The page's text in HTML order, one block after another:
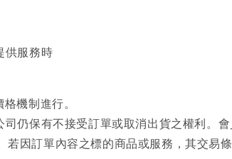
供服務時
機制進行。
仍保有不接受訂單或取消出貨之權利。
因訂單內容之標的商品或服務，其交易